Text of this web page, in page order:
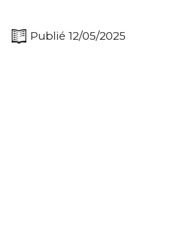
Publié 12/05/2025